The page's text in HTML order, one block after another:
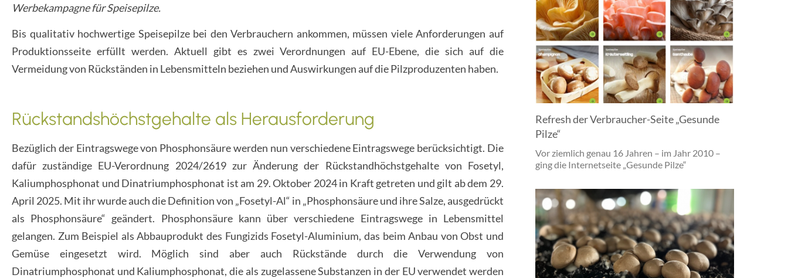
Werbekampagne für Speisepilze.
Bis qualitativ hochwertige Speisepilze bei den Verbrauchern ankommen, müssen viele Anforderungen auf
Produktionsseite erfüllt werden. Aktuell gibt es zwei Verordnungen auf EU-Ebene, die sich auf die
Vermeidung von Rückständen in Lebensmitteln beziehen und Auswirkungen auf die Pilzproduzenten haben.
Rückstandshöchstgehalte als Herausforderung
Bezüglich der Eintragswege von Phosphonsäure werden nun verschiedene Eintragswege berücksichtigt. Die
dafür zuständige EU-Verordnung 2024/2619 zur Änderung der Rückstandhöchstgehalte von Fosetyl,
Kaliumphosphonat und Dinatriumphosphonat ist am 29. Oktober 2024 in Kraft getreten und gilt ab dem 29.
April 2025. Mit ihr wurde auch die Definition von „Fosetyl-Al“ in „Phosphonsäure und ihre Salze, ausgedrückt
als Phosphonsäure“ geändert. Phosphonsäure kann über verschiedene Eintragswege in Lebensmittel
gelangen. Zum Beispiel als Abbauprodukt des Fungizids Fosetyl-Aluminium, das beim Anbau von Obst und
Gemüse eingesetzt wird. Möglich sind aber auch Rückstände durch die Verwendung von
Dinatriumphosphonat und Kaliumphosphonat, die als zugelassene Substanzen in der EU verwendet werden
Refresh der Verbraucher-Seite „Gesunde
Pilze“
Vor ziemlich genau 16 Jahren – im Jahr 2010 –
ging die Internetseite „Gesunde Pilze“